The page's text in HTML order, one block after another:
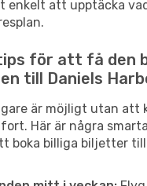
enkelt att upptäcka
för att få den
till Daniels
är möjligt utan att
Här är några
boka billiga biljetter till